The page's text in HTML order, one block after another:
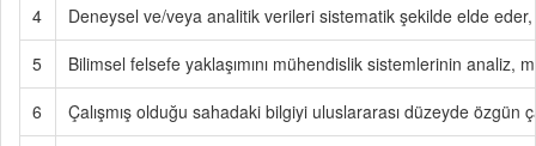
4
Deneysel ve/veya analitik verileri sistematik şekilde elde
5
Bilimsel felsefe yaklaşımını mühendislik sistemlerinin analiz,
6
Çalışmış olduğu sahadaki bilgiyi uluslararası düzeyde